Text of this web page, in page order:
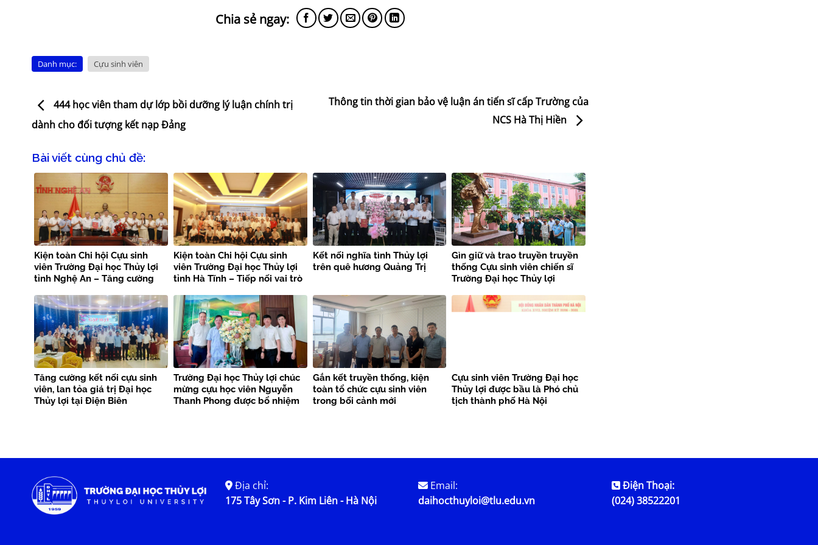
Danh mục: Cựu sinh viên
444 học viên tham dự lớp bồi dưỡng lý luận chính trị
dành cho đối tượng kết nạp Đảng
Thông tin thời gian bảo vệ luận án tiến sĩ cấp Trường của
NCS Hà Thị Hiền
Bài viết cùng chủ đề:
Kiện toàn Chi hội Cựu sinh
viên Trường Đại học Thủy lợi
tỉnh Nghệ An – Tăng cường
trị truyền thống
Kiện toàn Chi hội Cựu sinh
viên Trường Đại học Thủy lợi
tỉnh Hà Tĩnh – Tiếp nối vai trò
kết nối cộng đồng cựu sinh
viên
Kết nối nghĩa tình Thủy lợi
trên quê hương Quảng Trị
Gìn giữ và trao truyền truyền
thống Cựu sinh viên chiến sĩ
Trường Đại học Thủy lợi
Tăng cường kết nối cựu sinh
viên, lan tỏa giá trị Đại học
Thủy lợi tại Điện Biên
Trường Đại học Thủy lợi chúc
mừng cựu học viên Nguyễn
Thanh Phong được bổ nhiệm
Gắn kết truyền thống, kiện
toàn tổ chức cựu sinh viên
trong bối cảnh mới
Cựu sinh viên Trường Đại học
Thủy lợi được bầu là Phó chủ
tịch thành phố Hà Nội
Địa chỉ:
175 Tây Sơn - P. Kim Liên - Hà Nội
Email:
daihocthuyloi@tlu.edu.vn
Điện Thoại:
(024) 38522201